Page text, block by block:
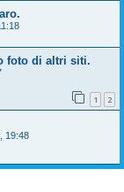
foto di altri siti.
1 2
19:48